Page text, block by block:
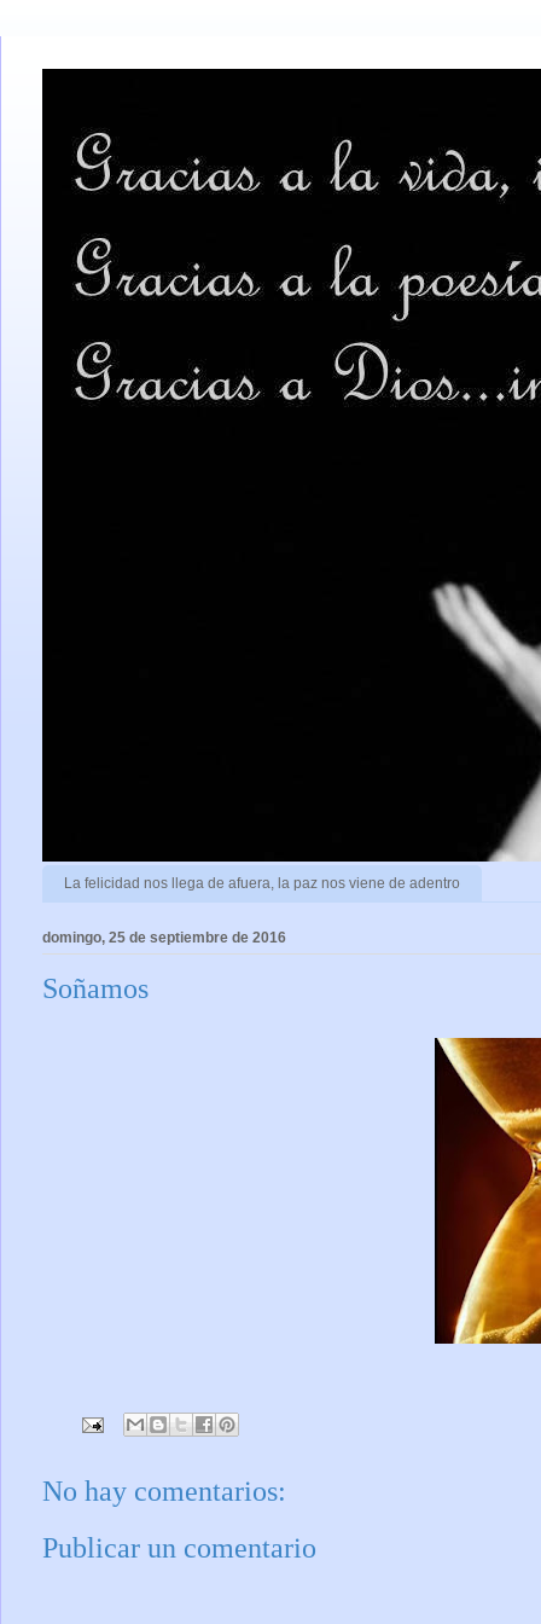
La felicidad nos llega de afuera, la paz nos viene de adentro
domingo, 25 de septiembre de 2016
Soñamos
No hay comentarios:
Publicar un comentario